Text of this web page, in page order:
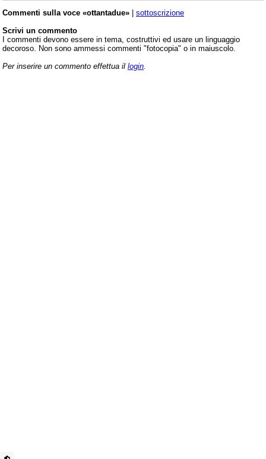
Commenti sulla voce «ottantadue» | sottoscrizione
Scrivi un commento
I commenti devono essere in tema, costruttivi ed usare un linguaggio
decoroso. Non sono ammessi commenti "fotocopia" o in maiuscolo.
Per inserire un commento effettua il login